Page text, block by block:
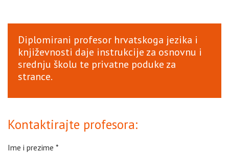
Diplomirani profesor hrvatskoga jezika i
književnosti daje instrukcije za osnovnu i
srednju školu te privatne poduke za
strance.
Kontaktirajte profesora:
Ime i prezime *